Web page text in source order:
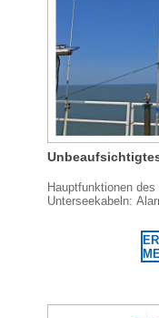
Hauptfunktionen
Unterseekabeln:
z. B. Abschweifen,
vom Kurs usw.), die